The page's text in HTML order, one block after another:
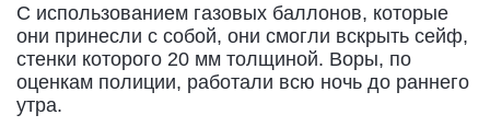
С использованием газовых баллонов, которые
они принесли с собой, они смогли вскрыть сейф,
стенки которого 20 мм толщиной. Воры, по
оценкам полиции, работали всю ночь до раннего
утра.